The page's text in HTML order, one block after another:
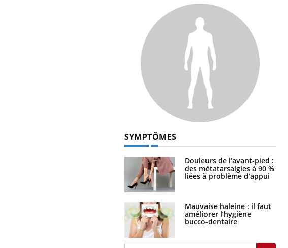
SYMPTÔMES
Douleurs de l’avant-pied :
des métatarsalgies à 90 %
liées à problème d’appui
Mauvaise haleine : il faut
améliorer l’hygiène
bucco-dentaire